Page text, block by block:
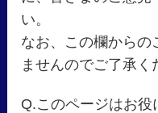
い。
なお、この欄からの
ませんのでご了承く
Q.このページはお役